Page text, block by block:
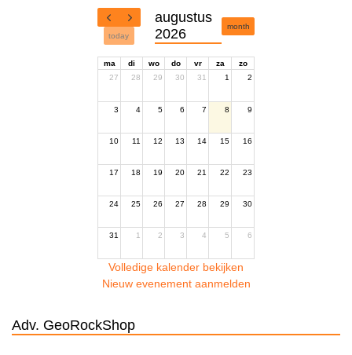
today
augustus
2026
month
ma di wo do vr za
zo
27
28 29 30 31 1 2
3 4 5 6 7 8 9
10 11 12 13 14 15 16
17 18 19 20 21 22 23
24 25 26 27 28 29 30
31 1 2 3 4 5 6
Volledige kalender bekijken
Nieuw evenement aanmelden
Adv. GeoRockShop